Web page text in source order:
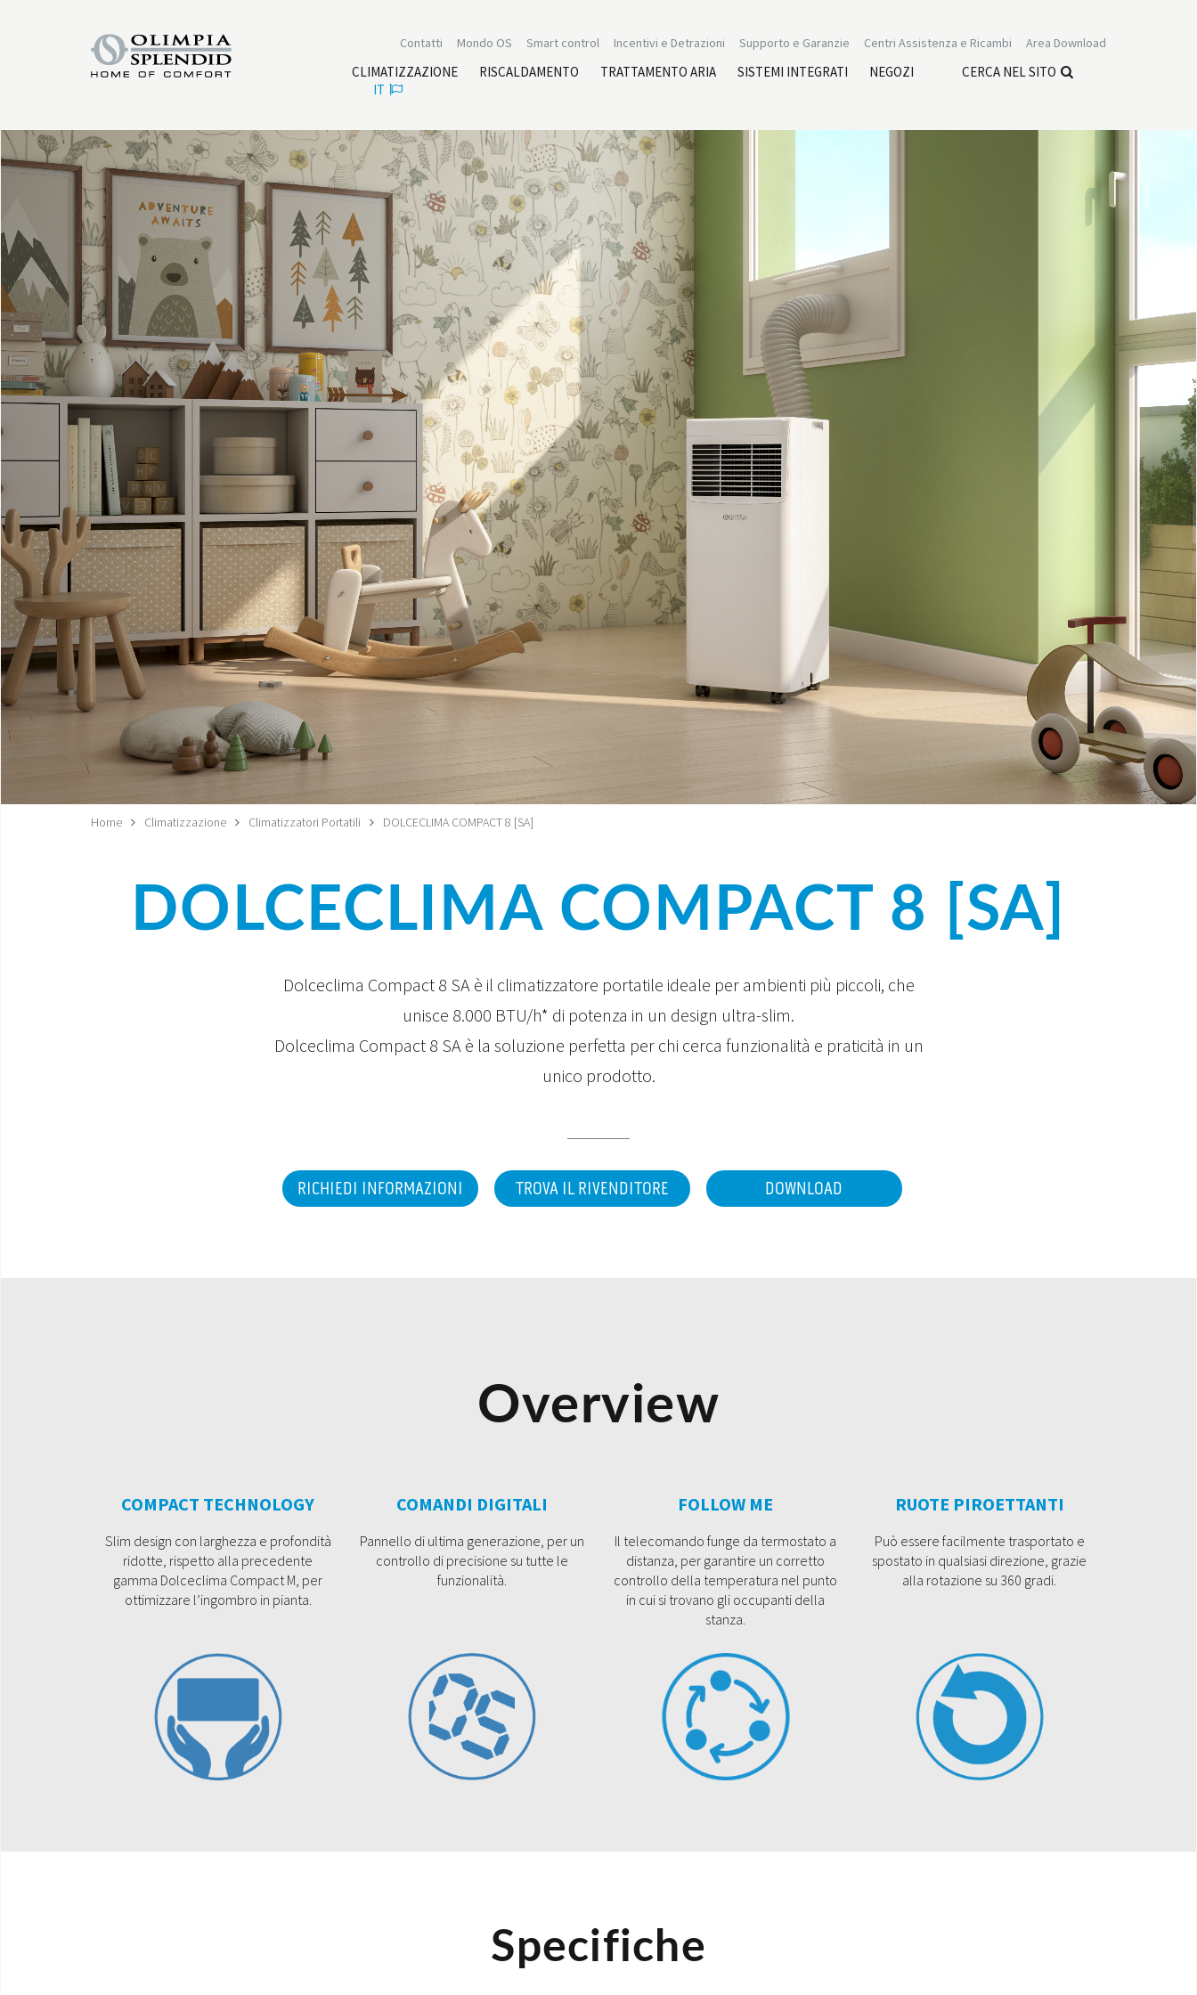
Area Download
Centri Assistenza e Ricambi
Supporto e Garanzie
Incentivi e Detrazioni
Smart control
Mondo OS
Contatti
CLIMATIZZAZIONE RISCALDAMENTO TRATTAMENTO ARIA SISTEMI INTEGRATI NEGOZI
CERCA NEL SITO
IT
Home Climatizzazione Climatizzatori Portatili DOLCECLIMA COMPACT 8 [SA]
DOLCECLIMA COMPACT 8 [SA]
Dolceclima Compact 8 SA è il climatizzatore portatile ideale per ambienti più piccoli, che
unisce 8.000 BTU/h* di potenza in un design ultra-slim.
Dolceclima Compact 8 SA è la soluzione perfetta per chi cerca funzionalità e praticità in un
unico prodotto.
RICHIEDI INFORMAZIONI TROVA IL RIVENDITORE DOWNLOAD
Overview
COMPACT TECHNOLOGY
Slim design con larghezza e profondità
ridotte, rispetto alla precedente
gamma Dolceclima Compact M, per
ottimizzare l’ingombro in pianta.
COMANDI DIGITALI
Pannello di ultima generazione, per un
controllo di precisione su tutte le
funzionalità.
FOLLOW ME
Il telecomando funge da termostato a
distanza, per garantire un corretto
controllo della temperatura nel punto
in cui si trovano gli occupanti della
stanza.
RUOTE PIROETTANTI
Può essere facilmente trasportato e
spostato in qualsiasi direzione, grazie
alla rotazione su 360 gradi.
Specifiche